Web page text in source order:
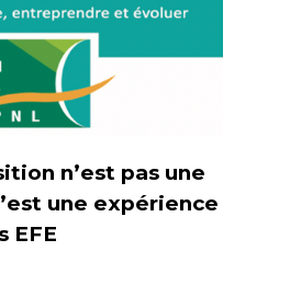
n’est pas une
une expérience
EFE